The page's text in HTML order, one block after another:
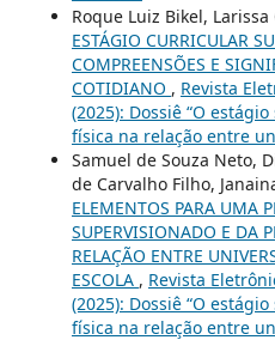
Roque Luiz Bikel,
ESTÁGIO CURRICULAR
COMPREENSÕES E
COTIDIANO , Revista
(2025): Dossiê “O
física na relação entre
Samuel de Souza Neto,
de Carvalho Filho,
ELEMENTOS PARA UMA
SUPERVISIONADO E DA
RELAÇÃO ENTRE
ESCOLA , Revista
(2025): Dossiê “O
física na relação entre